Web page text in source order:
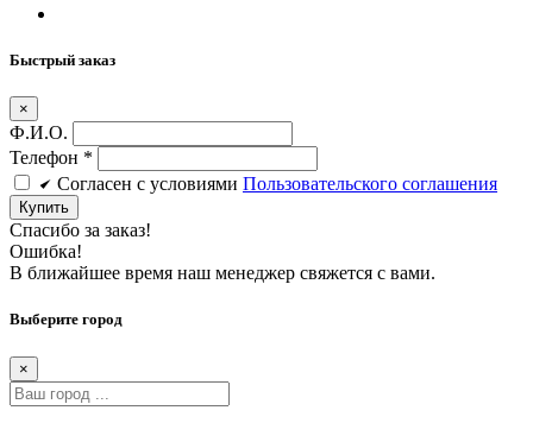
Быстрый заказ
×
Ф.И.О.
Телефон *
Cогласен c условиями Пользовательского соглашения
Купить
Спасибо за заказ!
Ошибка!
В ближайшее время наш менеджер свяжется с вами.
Выберите город
×